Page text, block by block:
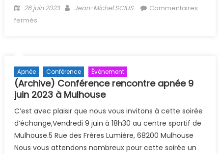
Posted on
26 juin 2023 Author
Jean-Michel SCIUS
Commentaires
fermés
Apnée Conférence Évènement
(Archive) Conférence rencontre apnée 9
juin 2023 à Mulhouse
C’est avec plaisir que nous vous invitons à cette soirée
d’échange,Vendredi 9 juin à 18h30 au centre sportif de
Mulhouse.5 Rue des Frères Lumière, 68200 Mulhouse
Nous vous attendons nombreux pour cette soirée un